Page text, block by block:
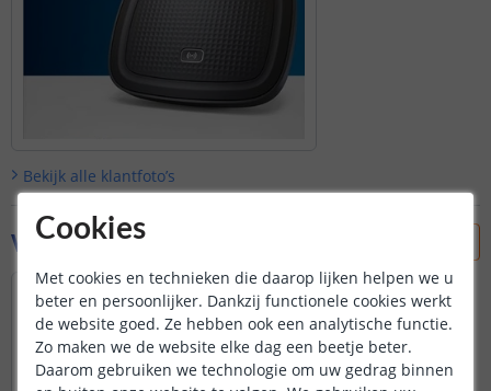
Bekijk alle klantfoto’s
Vraag & antwoord
Hoe koppel ik deze lamp aan Phillips Hue?
Zigbee LED lamp White & Color RGBWW
4W E14 fitting - Hue alternatief LED lamp
50 star(s)(1 review)
Cookies
Met cookies en technieken die daarop lijken helpen we u
beter en persoonlijker. Dankzij functionele cookies werkt
de website goed. Ze hebben ook een analytische functie.
Zo maken we de website elke dag een beetje beter.
Daarom gebruiken we technologie om uw gedrag binnen